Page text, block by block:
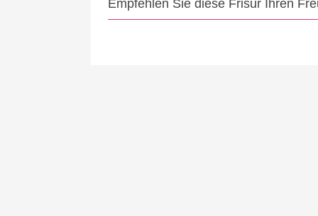
Empfehlen Sie diese Frisur Ihren